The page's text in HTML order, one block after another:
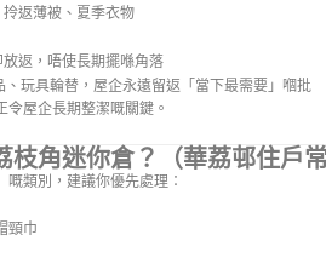
返薄被、夏季衣物
返，唔使長期擺喺角落
玩具輪替，屋企永遠留返「當下最需要」嗰批
令屋企長期整潔嘅關鍵。
枝角迷你倉？（華荔邨住戶
類別，建議你優先處理：
頸巾